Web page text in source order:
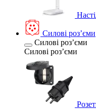
Силові розʼєми
Силові розʼєми
Силові розʼєми